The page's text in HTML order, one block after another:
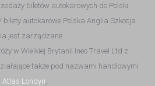
biletów autokarowych do Polski
/ bilety autokarowe Polska Anglia Szkocja
jest zarządzane
w Wielkiej Brytanii Ineo Travel Ltd z
także pod nazwami handlowymi
Atlas Londyn